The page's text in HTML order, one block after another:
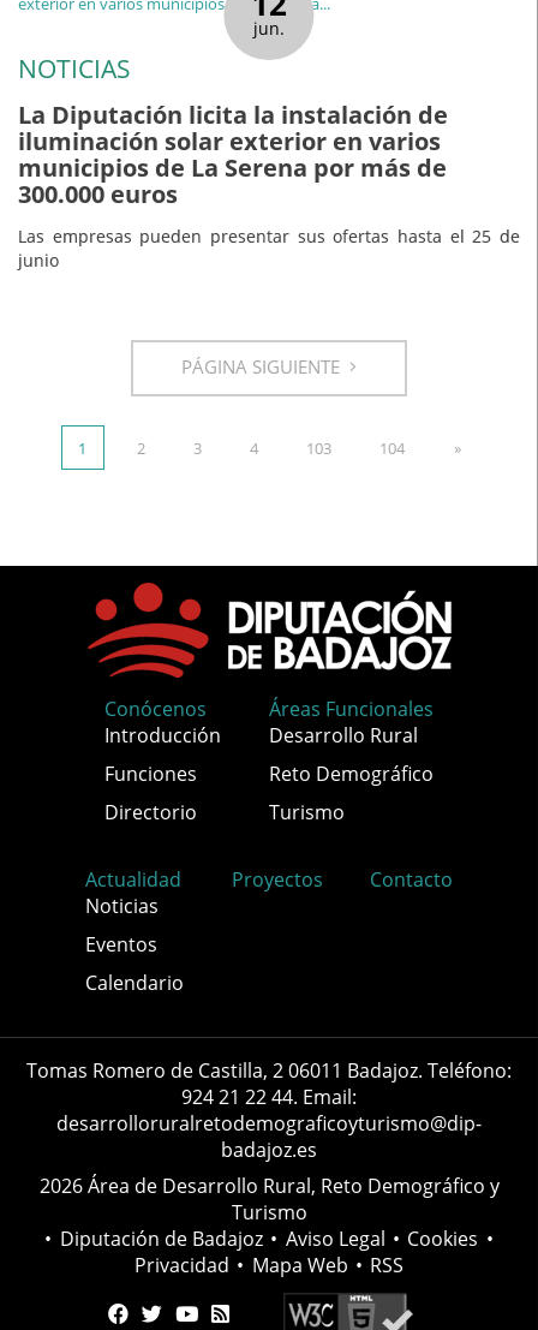
jun.
NOTICIAS
La Diputación licita la instalación de
iluminación solar exterior en varios
municipios de La Serena por más de
300.000 euros
Las empresas pueden presentar sus ofertas hasta el 25 de
junio
PÁGINA SIGUIENTE
1 2 3 4 103 104 »
Conócenos
Introducción
Funciones
Directorio
Áreas Funcionales
Desarrollo Rural
Reto Demográfico
Turismo
Actualidad
Noticias
Eventos
Calendario
Proyectos Contacto
Tomas Romero de Castilla, 2 06011 Badajoz. Teléfono:
924 21 22 44. Email:
desarrolloruralretodemograficoyturismo@dip-
badajoz.es
2026 Área de Desarrollo Rural, Reto Demográfico y
Turismo
• Diputación de Badajoz • Aviso Legal • Cookies •
Privacidad • Mapa Web • RSS